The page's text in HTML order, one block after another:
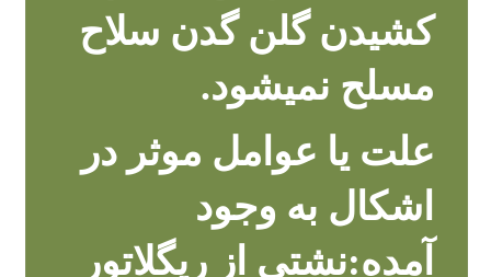
کشیدن گلن گدن سلاح
مسلح نمیشود.
علت یا عوامل موثر در
اشکال به وجود
آمده:نشتی از ریگلاتور